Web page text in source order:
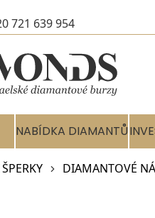
721 639 954
NABÍDKA DIAMANTŮ
DIAMANTOVÉ